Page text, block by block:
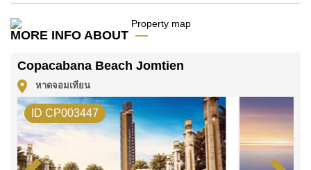
ค้นพบโอกาสในการทำให้ที่อยู่อาศัยนี้เป็นบ้านในฝันของ
ติดต่อ Cornerstone Real Estate โทร +6638411250
หรือ อีเมลinfo@cornerstone.co.th
WhatsApp ของสำนักงาน:+66807945904
และ LINE:
@cornerstonepattaya
MORE INFO ABOUT
Copacabana Beach Jomtien
หาดจอมเทียน
ID CP003447